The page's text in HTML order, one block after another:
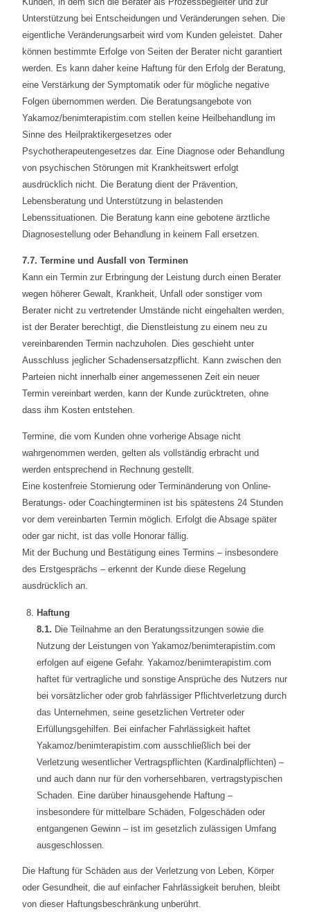
Unterstützung bei Entscheidungen und Veränderungen sehen. Die
eigentliche Veränderungsarbeit wird vom Kunden geleistet. Daher
können bestimmte Erfolge von Seiten der Berater nicht garantiert
werden. Es kann daher keine Haftung für den Erfolg der Beratung,
eine Verstärkung der Symptomatik oder für mögliche negative
Folgen übernommen werden. Die Beratungsangebote von
Yakamoz/benimterapistim.com stellen keine Heilbehandlung im
Sinne des Heilpraktikergesetzes oder
Psychotherapeutengesetzes dar. Eine Diagnose oder Behandlung
von psychischen Störungen mit Krankheitswert erfolgt
ausdrücklich nicht. Die Beratung dient der Prävention,
Lebensberatung und Unterstützung in belastenden
Lebenssituationen. Die Beratung kann eine gebotene ärztliche
Diagnosestellung oder Behandlung in keinem Fall ersetzen.
7.7. Termine und Ausfall von Terminen
Kann ein Termin zur Erbringung der Leistung durch einen Berater
wegen höherer Gewalt, Krankheit, Unfall oder sonstiger vom
Berater nicht zu vertretender Umstände nicht eingehalten werden,
ist der Berater berechtigt, die Dienstleistung zu einem neu zu
vereinbarenden Termin nachzuholen. Dies geschieht unter
Ausschluss jeglicher Schadensersatzpflicht. Kann zwischen den
Parteien nicht innerhalb einer angemessenen Zeit ein neuer
Termin vereinbart werden, kann der Kunde zurücktreten, ohne
dass ihm Kosten entstehen.
Termine, die vom Kunden ohne vorherige Absage nicht
wahrgenommen werden, gelten als vollständig erbracht und
werden entsprechend in Rechnung gestellt.
Eine kostenfreie Stornierung oder Terminänderung von Online-
Beratungs- oder Coachingterminen ist bis spätestens 24 Stunden
vor dem vereinbarten Termin möglich. Erfolgt die Absage später
oder gar nicht, ist das volle Honorar fällig.
Mit der Buchung und Bestätigung eines Termins – insbesondere
des Erstgesprächs – erkennt der Kunde diese Regelung
ausdrücklich an.
Haftung
8.1. Die Teilnahme an den Beratungssitzungen sowie die
Nutzung der Leistungen von Yakamoz/benimterapistim.com
erfolgen auf eigene Gefahr. Yakamoz/benimterapistim.com
haftet für vertragliche und sonstige Ansprüche des Nutzers nur
bei vorsätzlicher oder grob fahrlässiger Pflichtverletzung durch
das Unternehmen, seine gesetzlichen Vertreter oder
Erfüllungsgehilfen. Bei einfacher Fahrlässigkeit haftet
Yakamoz/benimterapistim.com ausschließlich bei der
Verletzung wesentlicher Vertragspflichten (Kardinalpflichten) –
und auch dann nur für den vorhersehbaren, vertragstypischen
Schaden. Eine darüber hinausgehende Haftung –
insbesondere für mittelbare Schäden, Folgeschäden oder
entgangenen Gewinn – ist im gesetzlich zulässigen Umfang
ausgeschlossen.
Die Haftung für Schäden aus der Verletzung von Leben, Körper
oder Gesundheit, die auf einfacher Fahrlässigkeit beruhen, bleibt
von dieser Haftungsbeschränkung unberührt.